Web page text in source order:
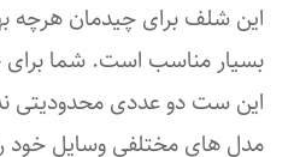
این شلف برای چیدمان هرچه
بسیار مناسب است. شما برای
این ست دو عددی محدودیتی
مدل های مختلفی وسایل خود